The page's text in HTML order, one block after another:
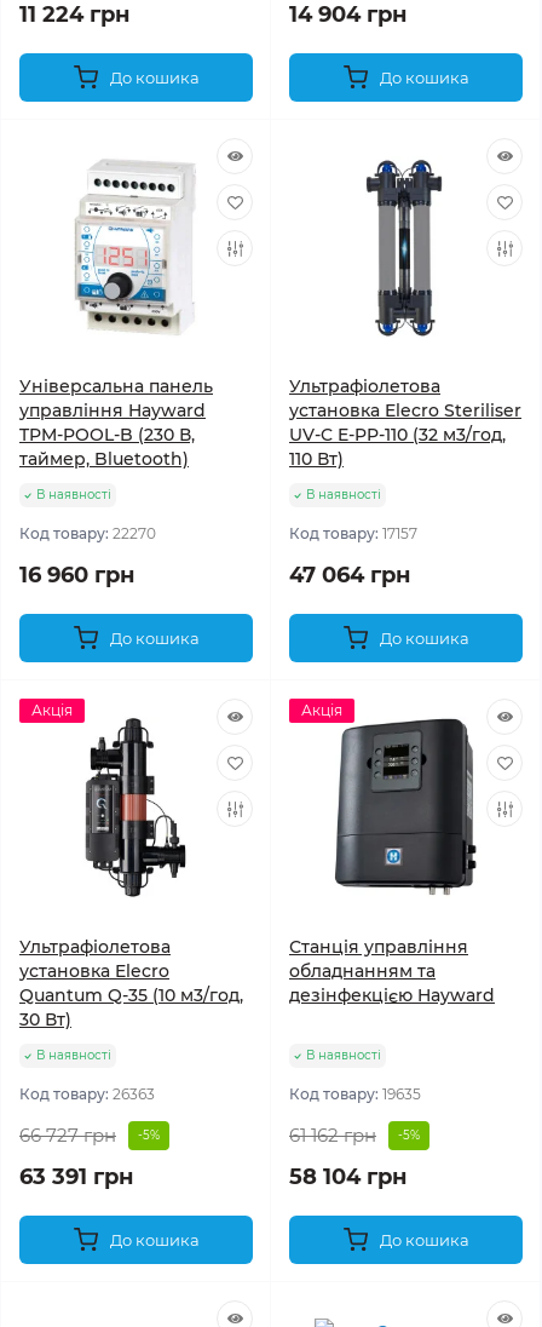
11 224 грн
До кошика
14 904 грн
До кошика
Універсальна панель
управління Hayward
TPM-POOL-B (230 В,
таймер, Bluetooth)
В наявності
Код товару: 22270
16 960 грн
До кошика
Ультрафіолетова
установка Elecro Steriliser
UV-C E-PP-110 (32 м3/год,
110 Вт)
В наявності
Код товару: 17157
47 064 грн
До кошика
Акція
Ультрафіолетова
установка Elecro
Quantum Q-35 (10 м3/год,
30 Вт)
В наявності
Код товару: 26363
66 727 грн -5%
63 391 грн
До кошика
Акція
Станція управління
обладнанням та
дезінфекцією Hayward
В наявності
Код товару: 19635
61 162 грн -5%
58 104 грн
До кошика